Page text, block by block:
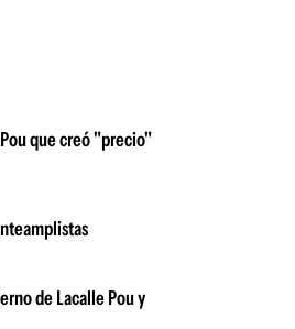
que creó "precio"
de Lacalle Pou y